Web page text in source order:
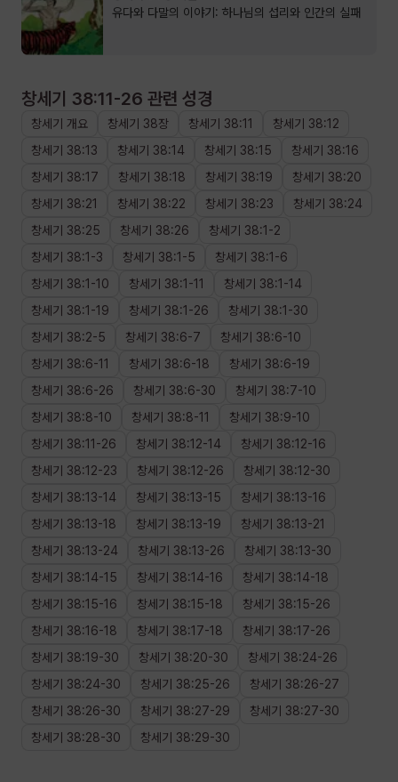
유다와 다말의 이야기: 하나님의 섭리와 인간의 실패
창세기 38:11-26 관련 성경
창세기 개요 창세기 38장 창세기 38:11 창세기 38:12
창세기
38:13 창세기 38:14 창세기 38:15 창세기 38:16
창세기
38:17 창세기 38:18 창세기 38:19 창세기 38:20
창세기
38:21 창세기 38:22 창세기 38:23 창세기 38:24
창세기
38:25 창세기 38:26 창세기 38:1 -2
창세기
38:1 -3 창세기 38:1 -5 창세기 38:1 -6
창세기
38:1 -10 창세기 38:1 -11 창세기 38:1 -14
창세기
38:1 -19 창세기 38:1 -26 창세기 38:1 -30
창세기
38:2-5 창세기 38:6-7 창세기 38:6-10
창세기
38:6-11 창세기 38:6-18 창세기 38:6-19
창세기
38:6-26 창세기 38:6-30 창세기 38:7-10
창세기
38:8-10 창세기 38:8-11 창세기 38:9-10
창세기
38:11 -26 창세기 38:12-14 창세기 38:12-16
창세기
38:12-23 창세기 38:12-26 창세기 38:12-30
창세기
38:13-14 창세기 38:13-15 창세기 38:13-16
창세기
38:13-18 창세기 38:13-19 창세기 38:13-21
창세기
38:13-24 창세기 38:13-26 창세기 38:13-30
창세기
38:14-15 창세기 38:14-16 창세기 38:14-18
창세기
38:15-16 창세기 38:15-18 창세기 38:15-26
창세기
38:16-18 창세기 38:17-18 창세기 38:17-26
창세기
38:19-30 창세기 38:20-30 창세기 38:24-26
창세기
38:24-30 창세기 38:25-26 창세기 38:26-27
창세기
38:26-30 창세기 38:27-29 창세기 38:27-30
창세기
38:28-30 창세기 38:29-30